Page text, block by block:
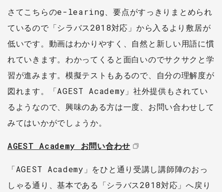
さてこちらのe-learing、要点がすっきりまとめられ
ているので「シラバス2018対応」から入るより敷居が
低いです。動画はわかりやすく、自然と新しい用語に慣
れていきます。わかってくると面白いのでサクサクと学
習が進みます。模擬テストもあるので、自分の理解度が
図れます。「AGEST Academy」社外提供もされてい
るようなので、興味のある方は一度、お問い合わせして
みてはいかがでしょうか。
AGEST Academy お問い合わせ
「AGEST Academy」をひと通り受講し講師陣のおっ
しゃる通り、基本である「シラバス2018対応」へ戻り